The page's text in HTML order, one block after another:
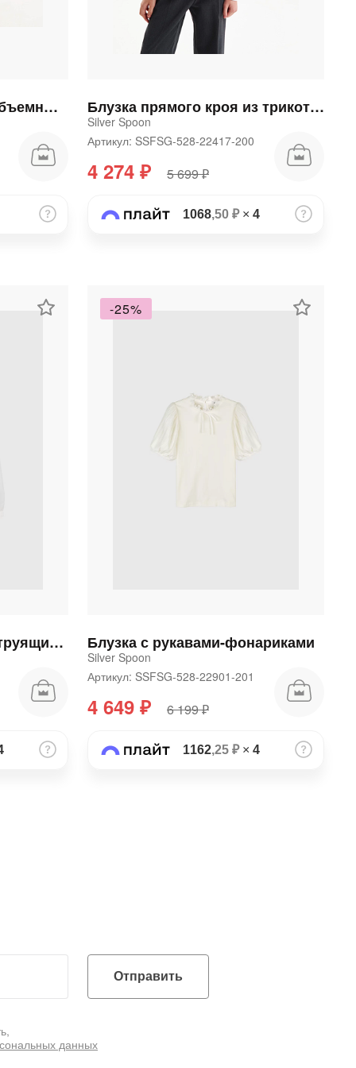
Блузка для девочки с объемными рукавами белая Блузка прямого кроя из трикотажа
Silver Spoon
Артикул: SSFSG-528-22417-200
4 274 ₽ 5 699 ₽
1068,50 ₽× 4
Блузка из бамбука со струящимися рукавами
-25%
Блузка с рукавами-фонариками
Silver Spoon
Артикул: SSFSG-528-22901-201
4 649 ₽ 6 199 ₽
1162,25 ₽× 4
Отправить
данных